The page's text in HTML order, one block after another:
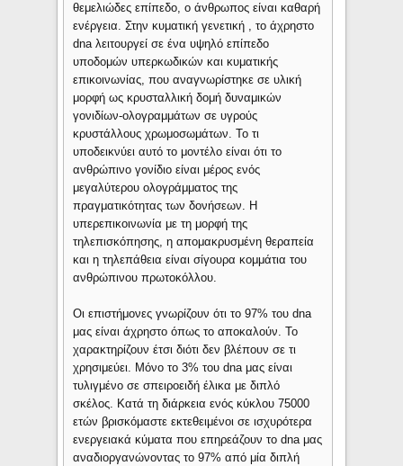
θεμελιώδες επίπεδο, ο άνθρωπος είναι καθαρή
ενέργεια. Στην κυματική γενετική , το άχρηστο
dna λειτουργεί σε ένα υψηλό επίπεδο
υποδομών υπερκωδικών και κυματικής
επικοινωνίας, που αναγνωρίστηκε σε υλική
μορφή ως κρυσταλλική δομή δυναμικών
γονιδίων-ολογραμμάτων σε υγρούς
κρυστάλλους χρωμοσωμάτων. Το τι
υποδεικνύει αυτό το μοντέλο είναι ότι το
ανθρώπινο γονίδιο είναι μέρος ενός
μεγαλύτερου ολογράμματος της
πραγματικότητας των δονήσεων. Η
υπερεπικοινωνία με τη μορφή της
τηλεπισκόπησης, η απομακρυσμένη θεραπεία
και η τηλεπάθεια είναι σίγουρα κομμάτια του
ανθρώπινου πρωτοκόλλου.
Οι επιστήμονες γνωρίζουν ότι το 97% του dna
μας είναι άχρηστο όπως το αποκαλούν. Το
χαρακτηρίζουν έτσι διότι δεν βλέπουν σε τι
χρησιμεύει. Μόνο το 3% του dna μας είναι
τυλιγμένο σε σπειροειδή έλικα με διπλό
σκέλος. Κατά τη διάρκεια ενός κύκλου 75000
ετών βρισκόμαστε εκτεθειμένοι σε ισχυρότερα
ενεργειακά κύματα που επηρεάζουν το dna μας
αναδιοργανώνοντας το 97% από μία διπλή